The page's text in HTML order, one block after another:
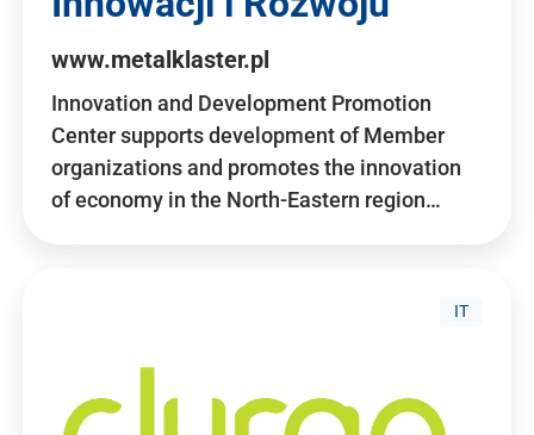
www.metalklaster.pl
Innovation and Development Promotion
Center supports development of Member
organizations and promotes the innovation
of economy in the North-Eastern region…
IT